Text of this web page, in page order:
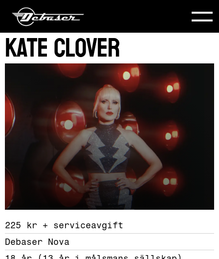
Kate Clover
225 kr + serviceavgift
Debaser Nova